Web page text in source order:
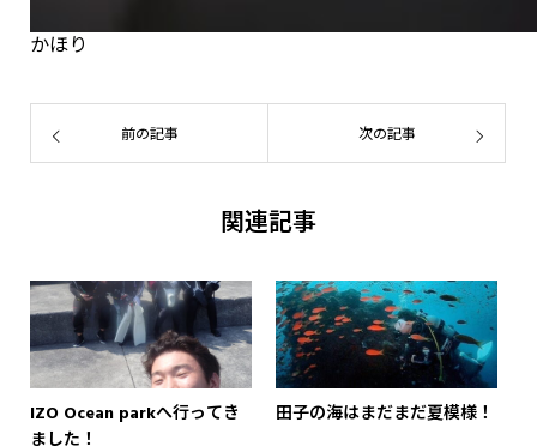
かほり
前の記事 次の記事
関連記事
IZO Ocean parkへ行ってき
ました！
田子の海はまだまだ夏模様！